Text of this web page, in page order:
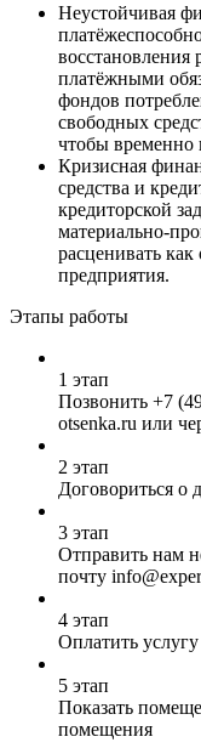
Неустойчивая
восстановления
платёжными
фондов
свободных
чтобы временно
Кризисная
средства и
кредиторской
материально-
расценивать как
предприятия.
Этапы работы
1 этап
Позвонить +7
otsenka.ru или
2 этап
Договориться о
3 этап
Отправить нам
почту
4 этап
Оплатить
5 этап
Показать
помещения